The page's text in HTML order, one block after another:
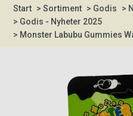
Start > Sortiment > Godis >
> Godis - Nyheter 2025
> Monster Labubu Gummies